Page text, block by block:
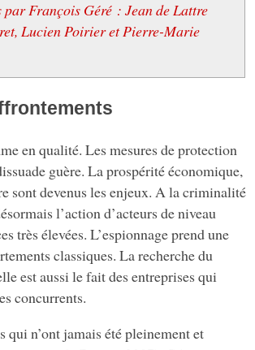
par François Géré : Jean de Lattre
Lucien Poirier et Pierre-Marie
en qualité. Les mesures de protection
guère. La prospérité économique,
sont devenus les enjeux. A la criminalité
l’action d’acteurs de niveau
très élevées. L’espionnage prend une
classiques. La recherche du
est aussi le fait des entreprises qui
concurrents.
qui n’ont jamais été pleinement et